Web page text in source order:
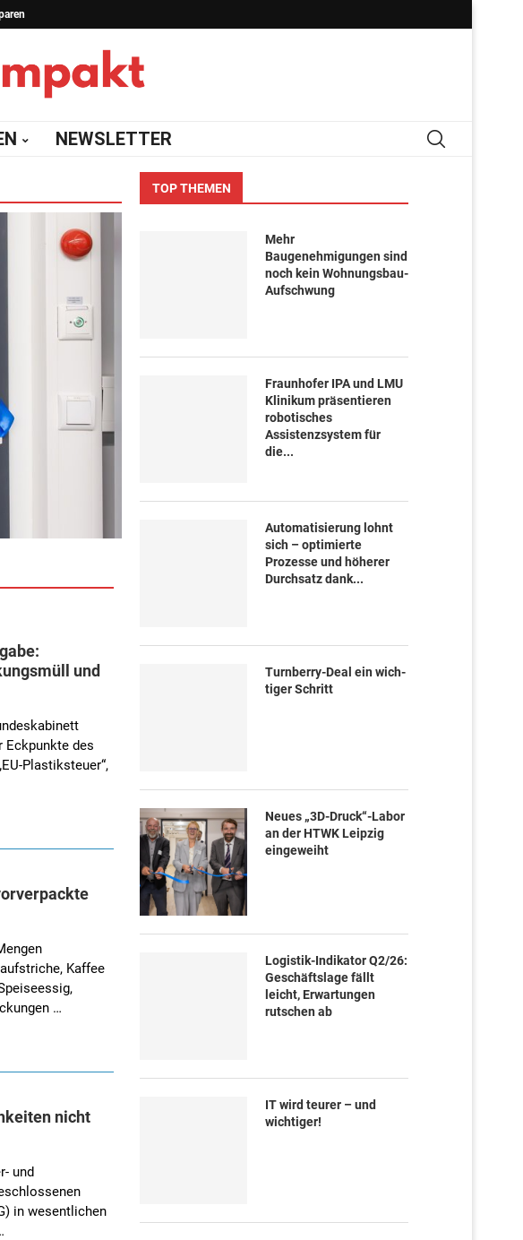
NEWSLETTER
und
Eckpunkte des
Plastiksteuer“,
Kaffee
…
nicht
und
in wesentlichen
TOP THEMEN
Mehr
Baugenehmigungen sind
noch kein Wohnungsbau-
Aufschwung
Fraunhofer IPA und LMU
Klinikum präsentieren
robotisches
Assistenzsystem für
die...
Automatisierung lohnt
sich – optimierte
Prozesse und höherer
Durchsatz dank...
Turn­ber­ry-Deal ein wich­
ti­ger Schritt
Neues „3D-Druck“-Labor
an der HTWK Leipzig
eingeweiht
Logistik-Indikator Q2/26:
Geschäftslage fällt
leicht, Erwartungen
rutschen ab
IT wird teurer – und
wichtiger!